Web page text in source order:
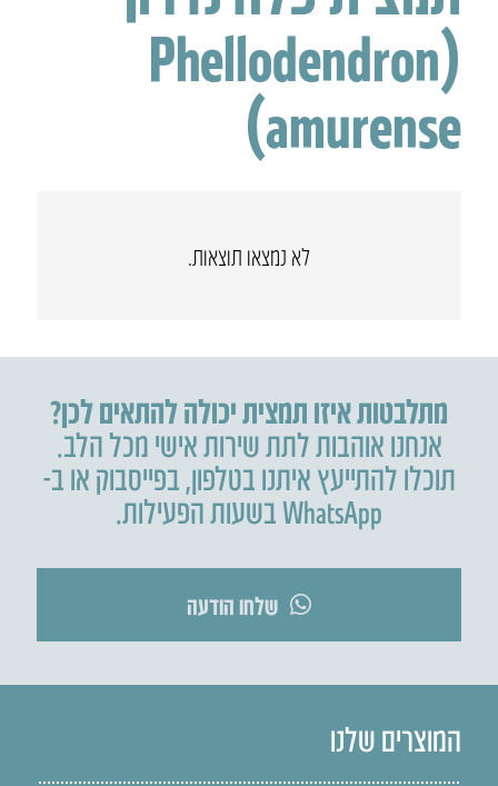
(Phellodendron
amurense)
לא נמצאו תוצאות.
מתלבטות איזו תמצית יכולה להתאים לכן?
אנחנו אוהבות לתת שירות אישי מכל הלב.
תוכלו להתייעץ איתנו בטלפון,בפייסבוק או ב-
WhatsApp בשעות הפעילות.
שלחו הודעה
המוצרים שלנו